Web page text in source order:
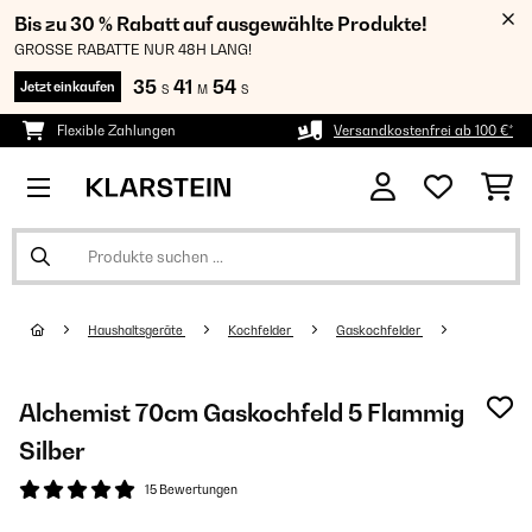
Bis zu 30 % Rabatt auf ausgewählte Produkte!
GROSSE RABATTE NUR 48H LANG!
Jetzt einkaufen 35 S 41 M 53 S
Flexible Zahlungen Versandkostenfrei ab 100 €*
Haushaltsgeräte Kochfelder Gaskochfelder
Alchemist 70cm Gaskochfeld 5 Flammig
Silber
15 Bewertungen